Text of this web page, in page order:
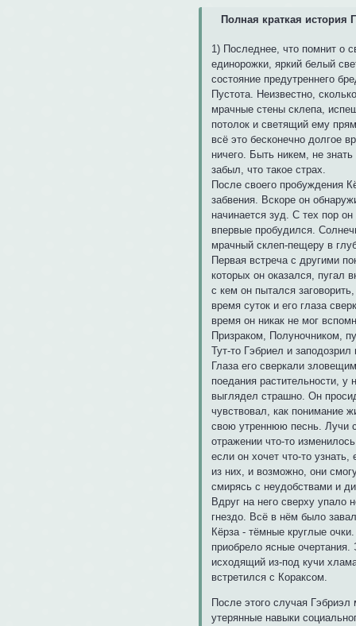
Полная краткая история
1) Последнее, что помнит о
единорожки, яркий белый
состояние предутреннего
Пустота. Неизвестно,
мрачные стены склепа,
потолок и светящий ему
всё это бесконечно долгое
ничего. Быть никем, не
забыл, что такое страх.
После своего пробуждения
забвения. Вскоре он
начинается зуд. С тех пор
впервые пробудился.
мрачный склеп-пещеру в
Первая встреча с другими
которых он оказался, пугал
с кем он пытался
время суток и его глаза
время он никак не мог
Призраком, Полуночником,
Тут-то Гэбриел и
Глаза его сверкали
поедания растительности,
выглядел страшно. Он
чувствовал, как понимание
свою утреннюю песнь. Лучи
отражении что-то
если он хочет что-то
из них, и возможно, они
смирясь с неудобствами и
Вдруг на него сверху упало
гнездо. Всё в нём было
Кёрза - тёмные круглые
приобрело ясные
исходящий из-под кучи
встретился с Кораксом.
После этого случая
утерянные навыки